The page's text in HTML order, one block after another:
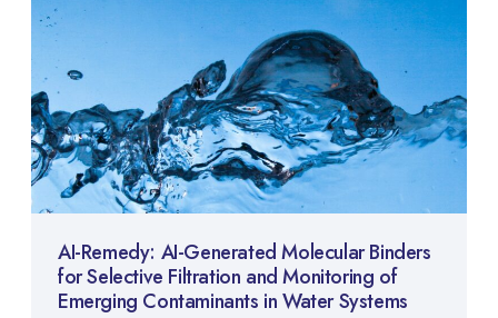
AI-Remedy: AI-Generated Molecular Binders
for Selective Filtration and Monitoring of
Emerging Contaminants in Water Systems